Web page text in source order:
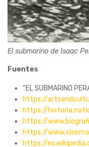
El submarino de Isaac
Fuentes
“EL SUBMARINO
https://
https://
https://
https://
https://